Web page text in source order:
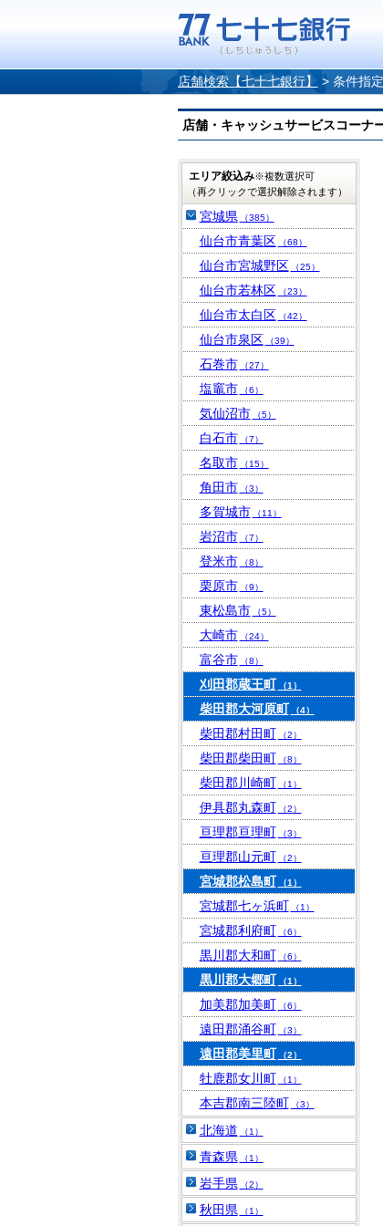
店舗検索【七十七銀行】 > 条件指
店舗・キャッシュサービスコー
エリア絞込み※複数選択可
（再クリックで選択解除されます）
宮城県 （385）
仙台市青葉区 （68）
仙台市宮城野区 （25）
仙台市若林区 （23）
仙台市太白区 （42）
仙台市泉区 （39）
石巻市 （27）
塩竈市 （6）
気仙沼市 （5）
白石市 （7）
名取市 （15）
角田市 （3）
多賀城市 （11）
岩沼市 （7）
登米市 （8）
栗原市 （9）
東松島市 （5）
大崎市 （24）
富谷市 （8）
刈田郡蔵王町 （1）
柴田郡大河原町 （4）
柴田郡村田町 （2）
柴田郡柴田町 （8）
柴田郡川崎町 （1）
伊具郡丸森町 （2）
亘理郡亘理町 （3）
亘理郡山元町 （2）
宮城郡松島町 （1）
宮城郡七ヶ浜町 （1）
宮城郡利府町 （6）
黒川郡大和町 （6）
黒川郡大郷町 （1）
加美郡加美町 （6）
遠田郡涌谷町 （3）
遠田郡美里町 （2）
牡鹿郡女川町 （1）
本吉郡南三陸町 （3）
北海道 （1）
青森県 （1）
岩手県 （2）
秋田県 （1）